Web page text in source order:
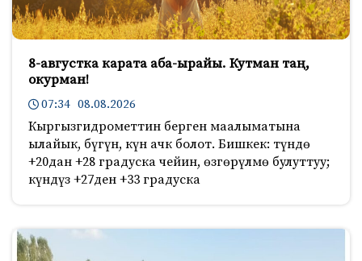
8-августка карата аба-ырайы. Кутман таң,
окурман!
07:34 08.08.2026
Кыргызгидрометтин берген маалыматына
ылайык, бүгүн, күн ачк болот. Бишкек: түндө
+20дан +28 градуска чейин, өзгөрүлмө булуттуу;
күндүз +27ден +33 градуска